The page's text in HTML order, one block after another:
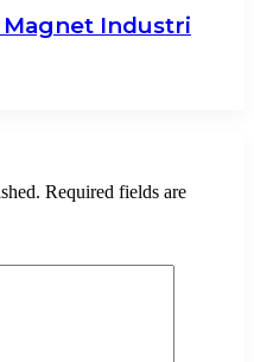
Magnet Industri
Required fields are